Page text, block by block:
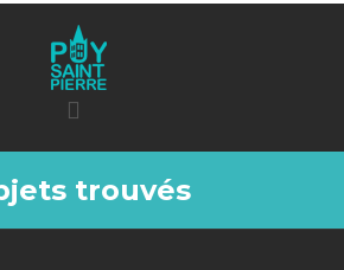
trouvés